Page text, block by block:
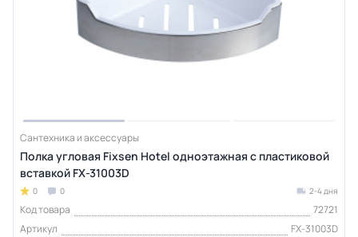
Сантехника и аксессуары
Полка угловая Fixsen Hotel одноэтажная с пластиковой
вставкой FX-31003D
0 0 2-4 дня
Код товара
72721
Артикул
FX-31003D